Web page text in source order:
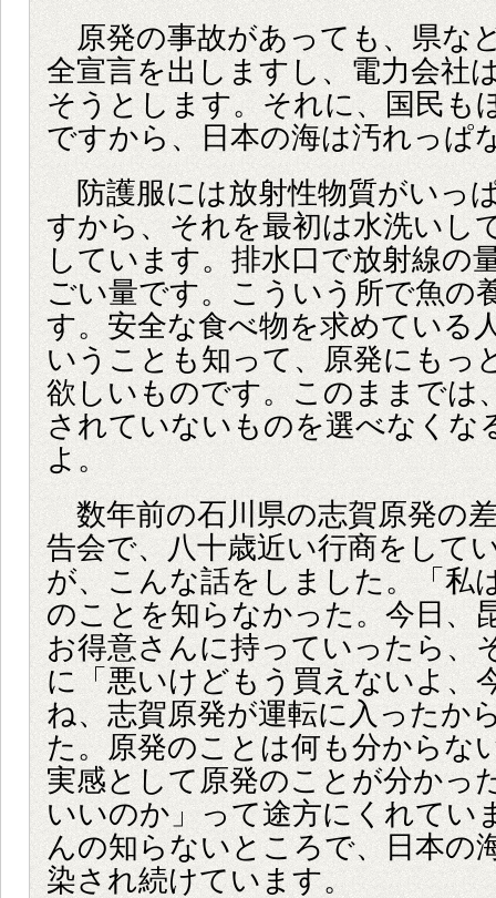
原発の事故があっても、県な
全宣言を出しますし、電力会社
そうとします。それに、国民も
ですから、日本の海は汚れっぱ
防護服には放射性物質がいっ
すから、それを最初は水洗いし
しています。排水口で放射線の
ごい量です。こういう所で魚の
す。安全な食べ物を求めている
いうことも知って、原発にもっ
欲しいものです。このままでは
されていないものを選べなくな
よ。
数年前の石川県の志賀原発の
告会で、八十歳近い行商をして
が、こんな話をしました。「私
のことを知らなかった。今日、
お得意さんに持っていったら、
に「悪いけどもう買えないよ、
ね、志賀原発が運転に入ったか
た。原発のことは何も分からな
実感として原発のことが分かっ
いいのか」って途方にくれてい
んの知らないところで、日本の
染され続けています。